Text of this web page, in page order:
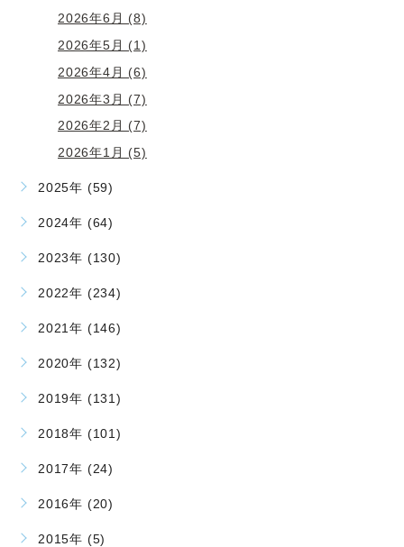
2026年6月 (8)
2026年5月 (1)
2026年4月 (6)
2026年3月 (7)
2026年2月 (7)
2026年1月 (5)
2025年 (59)
2024年 (64)
2023年 (130)
2022年 (234)
2021年 (146)
2020年 (132)
2019年 (131)
2018年 (101)
2017年 (24)
2016年 (20)
2015年 (5)